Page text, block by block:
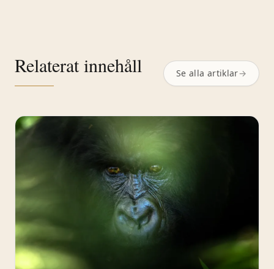
Relaterat innehåll Se alla artiklar→